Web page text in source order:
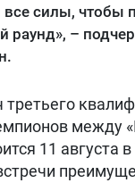
силы, чтобы
раунд», –
между
11 августа